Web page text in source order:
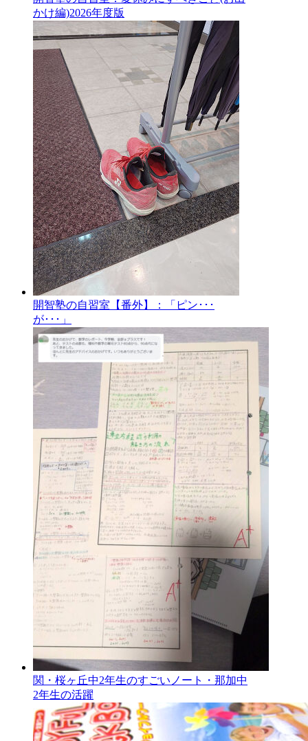
かけ編)2026年度版
開智塾の自習室【番外】：「ピン･･･
が･･･」
関・桜ヶ丘中2年生のすごいノート・那加中
2年生の活躍